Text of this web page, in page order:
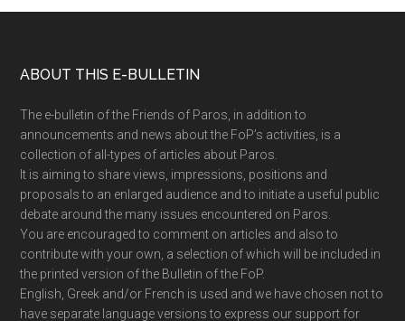
Footer
ABOUT THIS E-BULLETIN
The e-bulletin of the Friends of Paros, in addition to
announcements and news about the FoP’s activities, is a
collection of all-types of articles about Paros.
It is aiming to share views, impressions, positions and
proposals to an enlarged audience and to initiate a useful public
debate around the many issues encountered on Paros.
You are encouraged to comment on articles and also to
contribute with your own, a selection of which will be included in
the printed version of the Bulletin of the FoP.
English, Greek and/or French is used and we have chosen not to
have separate language versions to express our support for